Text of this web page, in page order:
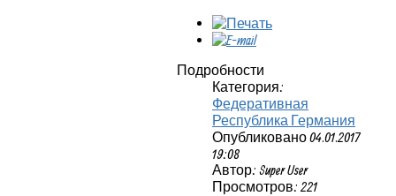
Подробности
Категория:
Федеративная
Республика Германия
Опубликовано 04.01.2017
19:08
Автор: Super User
Просмотров: 221